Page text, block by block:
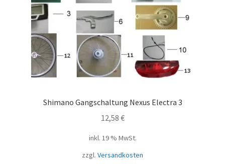
Shimano Gangschaltung Nexus Electra 3
12,58 €
inkl. 19 % MwSt.
zzgl. Versandkosten